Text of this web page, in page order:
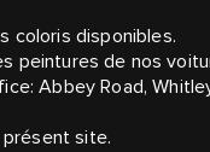
coloris disponibles.
peintures de nos
Abbey Road,
site.